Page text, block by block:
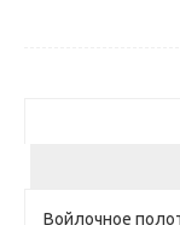
Войлочное